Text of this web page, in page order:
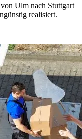
Ulm nach Stuttgart
realisiert.